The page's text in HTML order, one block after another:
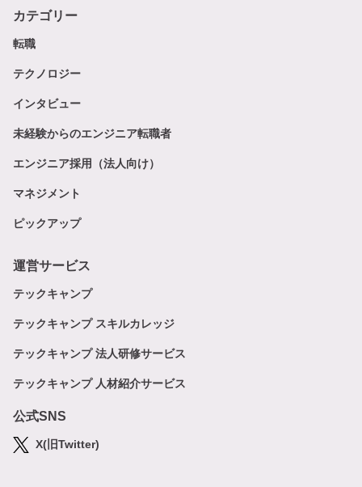
カテゴリー
転職
テクノロジー
インタビュー
未経験からのエンジニア転職者
エンジニア採用（法人向け）
マネジメント
ピックアップ
運営サービス
テックキャンプ
テックキャンプ スキルカレッジ
テックキャンプ 法人研修サービス
テックキャンプ 人材紹介サービス
公式SNS
X(旧Twitter)